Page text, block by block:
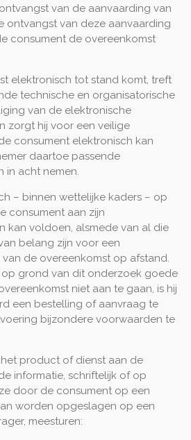
van de aanvaarding van
ontvangst van deze aanvaarding
consument de overeenkomst
elektronisch tot stand komt, treft
technische en organisatorische
van de elektronische
zorgt hij voor een veilige
consument elektronisch kan
daartoe passende
in acht nemen.
– binnen wettelijke kaders – op
consument aan zijn
kan voldoen, alsmede van al die
belang zijn voor een
de overeenkomst op afstand.
grond van dit onderzoek goede
niet aan te gaan, is hij
een bestelling of aanvraag te
bijzondere voorwaarden te
product of dienst aan de
informatie, schriftelijk of op
door de consument op een
worden opgeslagen op een
meesturen: